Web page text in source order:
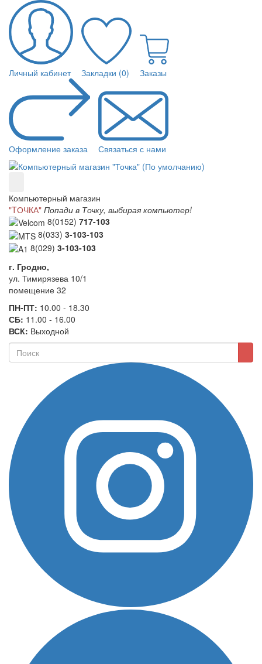
Личный кабинет Закладки (0) Заказы
Оформление заказа Связаться с нами
Компьютерный магазин
"TОЧКА" Попади в Точку, выбирая компьютер!
8(0152) 717-103
8(033) 3-103-103
8(029) 3-103-103
г. Гродно,
ул. Тимирязева 10/1
помещение 32
ПН-ПТ: 10.00 - 18.30
СБ: 11.00 - 16.00
ВСК: Выходной